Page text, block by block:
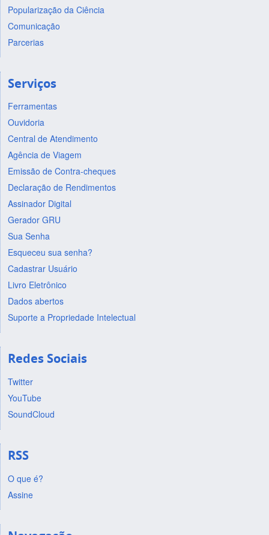
Popularização da Ciência
Comunicação
Parcerias
Serviços
Ferramentas
Ouvidoria
Central de Atendimento
Agência de Viagem
Emissão de Contra-cheques
Declaração de Rendimentos
Assinador Digital
Gerador GRU
Sua Senha
Esqueceu sua senha?
Cadastrar Usuário
Livro Eletrônico
Dados abertos
Suporte a Propriedade Intelectual
Redes Sociais
Twitter
YouTube
SoundCloud
RSS
O que é?
Assine